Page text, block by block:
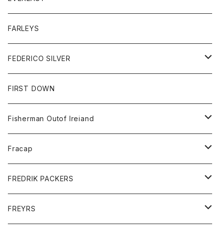
シャツ
セーター
ボトム
ショートパンツ
パンツ
レディース
コート
ジャケット
トップス
ジャケット
スエットシャツ
ボトム
スエットパンツ
グッズ
帽子
FARLEYS
FEDERICO SILVER
アクセサリー
FIRST DOWN
Fisherman Outof Ireiand
ニット
Fracap
グッズ
靴
FREDRIK PACKERS
アクセサリー
FREYRS